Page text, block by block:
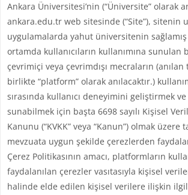
Ankara Üniversitesi’nin (“Üniversite” olarak
ankara.edu.tr web sitesinde (“Site”), sitenin
uygulamalarda yahut üniversitenin
ortamda kullanıcıların kullanımına sunulan
çevrimiçi veya çevrimdışı mecraların
birlikte “platform” olarak anılacaktır.)
sırasında kullanıcı deneyimini geliştirmek
sunabilmek için başta 6698 sayılı Kişisel
Kanunu (“KVKK” veya “Kanun”) olmak
mevzuata uygun şekilde çerezlerden
Çerez Politikasının amacı, platformların
faydalanılan çerezler vasıtasıyla kişisel
halinde elde edilen kişisel verilere ilişkin